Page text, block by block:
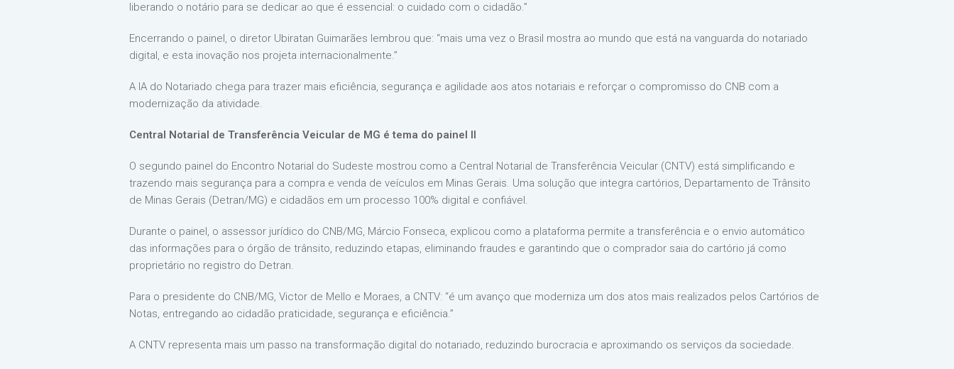
liberando o notário para se dedicar ao que é essencial: o cuidado com o cidadão.”
Encerrando o painel, o diretor Ubiratan Guimarães lembrou que: “mais uma vez o Brasil mostra ao mundo que está na vanguarda do notariado
digital, e esta inovação nos projeta internacionalmente.”
A IA do Notariado chega para trazer mais eficiência, segurança e agilidade aos atos notariais e reforçar o compromisso do CNB com a
modernização da atividade.
Central Notarial de Transferência Veicular de MG é tema do painel II
O segundo painel do Encontro Notarial do Sudeste mostrou como a Central Notarial de Transferência Veicular (CNTV) está simplificando e
trazendo mais segurança para a compra e venda de veículos em Minas Gerais. Uma solução que integra cartórios, Departamento de Trânsito
de Minas Gerais (Detran/MG) e cidadãos em um processo 100% digital e confiável.
Durante o painel, o assessor jurídico do CNB/MG, Márcio Fonseca, explicou como a plataforma permite a transferência e o envio automático
das informações para o órgão de trânsito, reduzindo etapas, eliminando fraudes e garantindo que o comprador saia do cartório já como
proprietário no registro do Detran.
Para o presidente do CNB/MG, Victor de Mello e Moraes, a CNTV: “é um avanço que moderniza um dos atos mais realizados pelos Cartórios de
Notas, entregando ao cidadão praticidade, segurança e eficiência.”
A CNTV representa mais um passo na transformação digital do notariado, reduzindo burocracia e aproximando os serviços da sociedade.